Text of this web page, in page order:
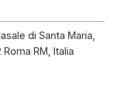
di Santa Maria,
Roma RM, Italia